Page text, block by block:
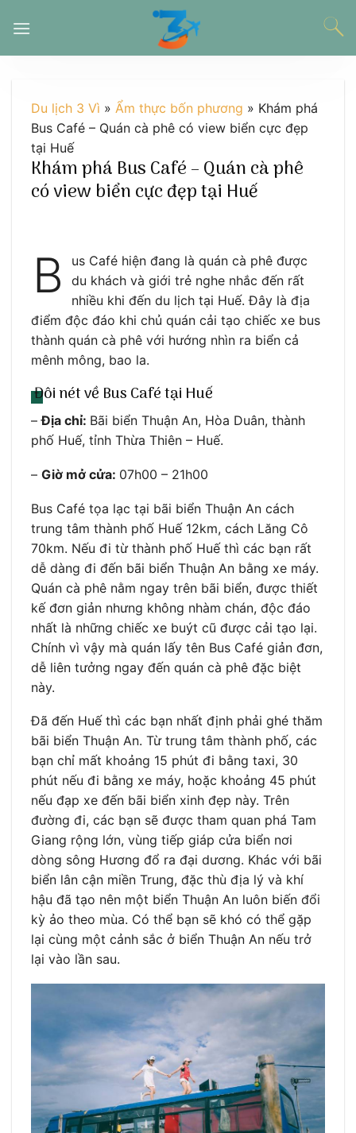
đến
Du lịch 3 Vì » Ẩm thực bốn phương » Khám phá
Bus Café – Quán cà phê có view biển cực đẹp
tại Huế
Khám phá Bus Café – Quán cà phê
có view biển cực đẹp tại Huế
B
us Café hiện đang là quán cà phê được
du khách và giới trẻ nghe nhắc đến rất
nhiều khi đến du lịch tại Huế. Đây là địa
điểm độc đáo khi chủ quán cải tạo chiếc xe bus
thành quán cà phê với hướng nhìn ra biển cả
mênh mông, bao la.
Đôi nét về Bus Café tại Huế
–Địa chỉ: Bãi biển Thuận An, Hòa Duân, thành
phố Huế, tỉnh Thừa Thiên – Huế.
– Giờ mở cửa: 07h00 – 21h00
Bus Café tọa lạc tại bãi biển Thuận An cách
trung tâm thành phố Huế 12km, cách Lăng Cô
70km. Nếu đi từ thành phố Huế thì các bạn rất
dễ dàng đi đến bãi biển Thuận An bằng xe máy.
Quán cà phê nằm ngay trên bãi biển, được thiết
kế đơn giản nhưng không nhàm chán, độc đáo
nhất là những chiếc xe buýt cũ được cải tạo lại.
Chính vì vậy mà quán lấy tên Bus Café giản đơn,
dễ liên tưởng ngay đến quán cà phê đặc biệt
này.
Đã đến Huế thì các bạn nhất định phải ghé thăm
bãi biển Thuận An. Từ trung tâm thành phố, các
bạn chỉ mất khoảng 15 phút đi bằng taxi, 30
phút nếu đi bằng xe máy, hoặc khoảng 45 phút
nếu đạp xe đến bãi biển xinh đẹp này. Trên
đường đi, các bạn sẽ được tham quan phá Tam
Giang rộng lớn, vùng tiếp giáp cửa biển nơi
dòng sông Hương đổ ra đại dương. Khác với bãi
biển lân cận miền Trung, đặc thù địa lý và khí
hậu đã tạo nên một biển Thuận An luôn biến đổi
kỳ ảo theo mùa. Có thể bạn sẽ khó có thể gặp
lại cùng một cảnh sắc ở biển Thuận An nếu trở
lại vào lần sau.